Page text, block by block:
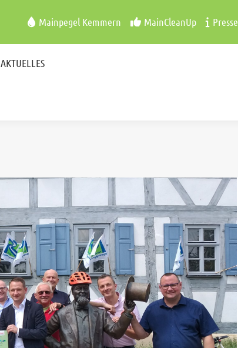
Mainpegel Kemmern MainCleanUp Presse
AKTUELLES
AKTUELLES